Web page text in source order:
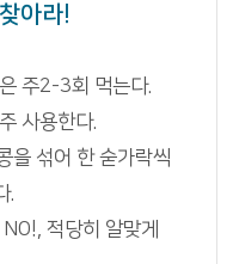
아라!
주2-3회 먹는다.
사용한다.
을 섞어 한 숟가락씩
.
적당히 알맞게